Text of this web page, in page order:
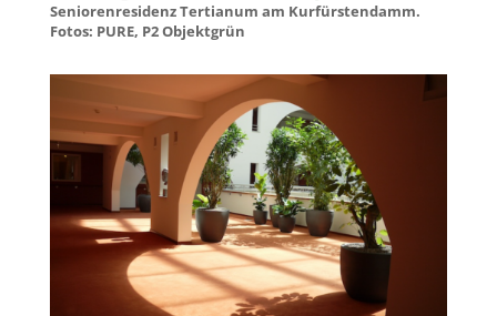
Seniorenresidenz Tertianum am Kurfürstendamm.
Fotos: PURE, P2 Objektgrün